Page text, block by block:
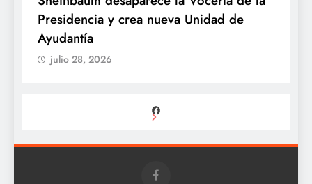
UNAM para resolver polémica por
examen de ingreso
julio 28, 2026